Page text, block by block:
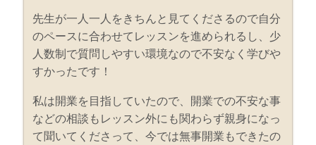
先生が一人一人をきちんと見てくださるので自分
のペースに合わせてレッスンを進められるし、少
人数制で質問しやすい環境なので不安なく学びや
すかったです！
私は開業を目指していたので、開業での不安な事
などの相談もレッスン外にも関わらず親身になっ
て聞いてくださって、今では無事開業もできたの